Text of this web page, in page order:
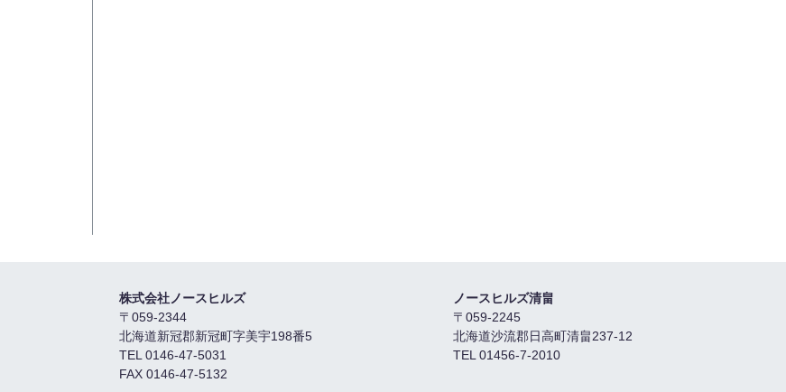
株式会社ノースヒルズ
〒059-2344
北海道新冠郡新冠町字美宇198番5
TEL 0146-47-5031
FAX 0146-47-5132
ノースヒルズ清畠
〒059-2245
北海道沙流郡日高町清畠237-12
TEL 01456-7-2010